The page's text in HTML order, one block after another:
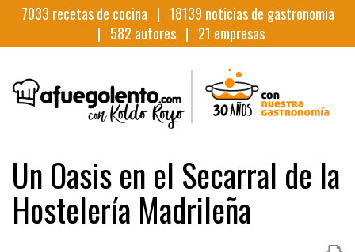
7033 recetas de cocina | 18139 noticias de gastronomia
| 582 autores | 21 empresas
Un Oasis en el Secarral de la
Hostelería Madrileña